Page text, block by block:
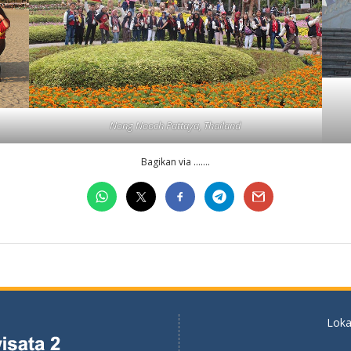
Nong Nooch Pattaya, Thailand
Bagikan via …….